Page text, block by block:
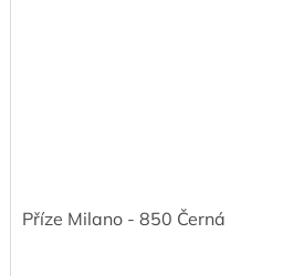
Příze Milano - 850 Černá